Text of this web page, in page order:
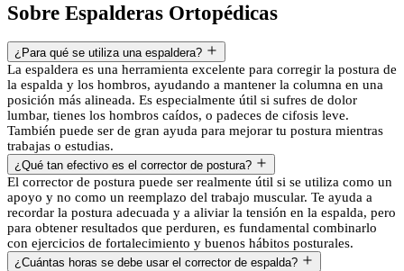
Sobre Espalderas Ortopédicas
¿Para qué se utiliza una espaldera?
La espaldera es una herramienta excelente para corregir la postura de
la espalda y los hombros, ayudando a mantener la columna en una
posición más alineada. Es especialmente útil si sufres de dolor
lumbar, tienes los hombros caídos, o padeces de cifosis leve.
También puede ser de gran ayuda para mejorar tu postura mientras
trabajas o estudias.
¿Qué tan efectivo es el corrector de postura?
El corrector de postura puede ser realmente útil si se utiliza como un
apoyo y no como un reemplazo del trabajo muscular. Te ayuda a
recordar la postura adecuada y a aliviar la tensión en la espalda, pero
para obtener resultados que perduren, es fundamental combinarlo
con ejercicios de fortalecimiento y buenos hábitos posturales.
¿Cuántas horas se debe usar el corrector de espalda?